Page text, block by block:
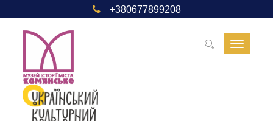
+380677899208
Toggle